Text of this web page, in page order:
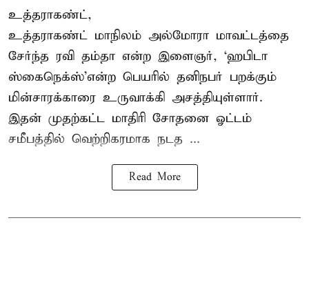
உத்தராகண்ட்,
உத்தராகண்ட் மாநிலம் அல்மோரா மாவட்டத்தை
சேர்ந்த ரவி தம்தா என்ற இளைஞர், ‘ஹபிடா
ஸ்கைநெக்ஸ்’என்ற பெயரில் தனிநபர் பறக்கும்
மின்சாரக்காரை உருவாக்கி அசத்தியுள்ளார்.
இதன் முதற்கட்ட மாதிரி சோதனை ஓட்டம்
சமீபத்தில் வெற்றிகரமாக நடத ...
Read More